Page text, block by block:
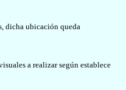
dicha ubicación queda
a realizar según establece